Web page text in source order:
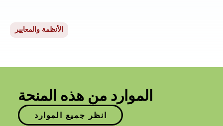
الأنظمة والمعايير
الموارد من هذه المنحة
انظر جميع الموارد